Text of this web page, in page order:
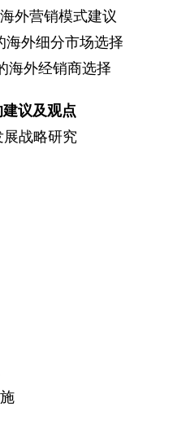
外营销模式建议
海外细分市场选择
海外经销商选择
议及观点
战略研究